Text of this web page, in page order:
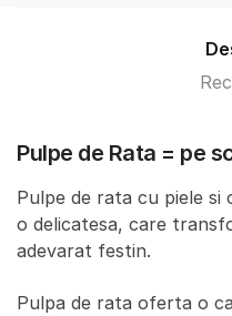
Pulpe de Rata = pe
Pulpe de rata cu piele
o delicatesa, care
adevarat festin.
Pulpa de rata oferta o